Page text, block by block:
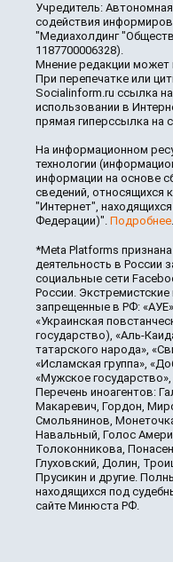
Учредитель:
содействия
"Медиахолдинг
1187700006328).
Мнение редакции может
При перепечатке или
Socialinform.ru ссылка
использовании в
прямая гиперссылка на
На информационном
технологии
информации на основе
сведений, относящихся
"Интернет",
Федерации)". Подробнее.
*Meta Platforms
деятельность в России
социальные сети
России. Экстремистские
запрещенные в РФ:
«Украинская
государство), «Аль-
татарского народа»,
«Исламская группа»,
«Мужское
Перечень иноагентов:
Макаревич, Гордон,
Смольянинов,
Навальный, Голос
Толоконникова,
Глуховский, Долин,
Прусикин и другие.
находящихся под
сайте Минюста РФ.